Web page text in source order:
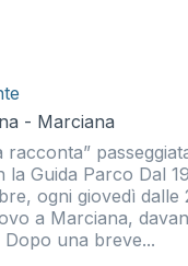
- Marciana
racconta”
la Guida Parco Dal
ogni giovedì dalle
a Marciana,
una breve...